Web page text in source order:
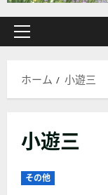
メ
ン
ー
ホーム 小遊三
小遊三
その他